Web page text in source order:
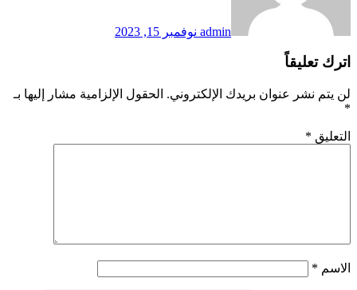
admin نوفمبر 15, 2023
اترك تعليقاً
لن يتم نشر عنوان بريدك الإلكتروني. الحقول الإلزامية مشار إليها بـ
*
التعليق *
الاسم *